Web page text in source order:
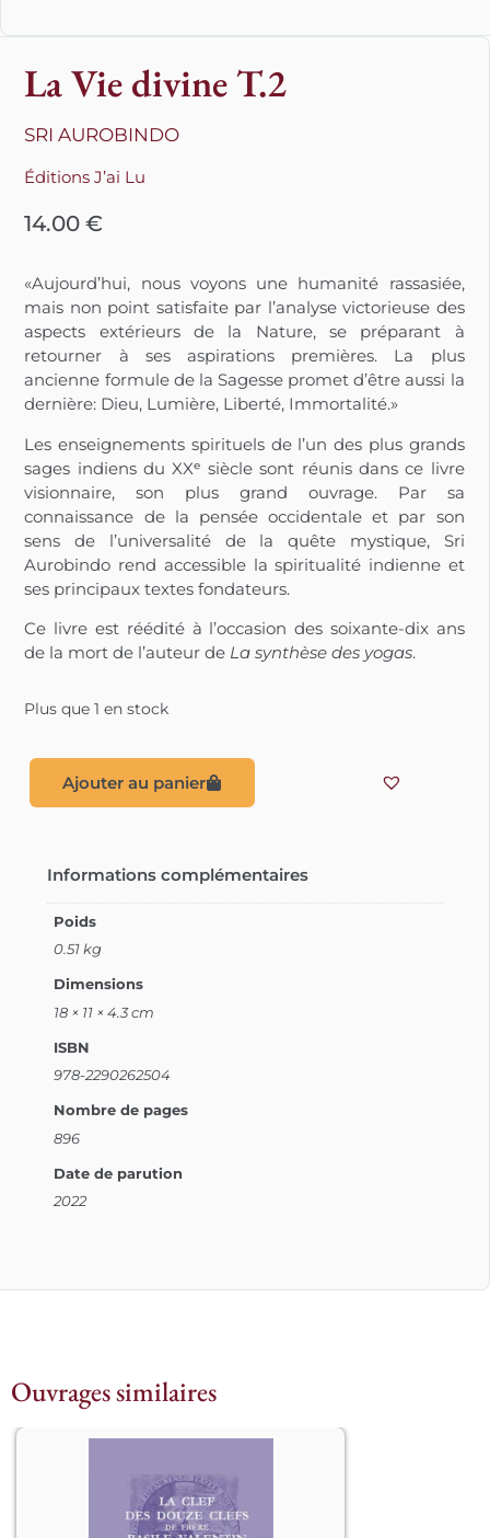
La Vie divine T.2
SRI AUROBINDO
Éditions J’ai Lu
14.00€
«Aujourd’hui, nous voyons une humanité rassasiée,
mais non point satisfaite par l’analyse victorieuse des
aspects extérieurs de la Nature, se préparant à
retourner à ses aspirations premières. La plus
ancienne formule de la Sagesse promet d’être aussi la
dernière: Dieu, Lumière, Liberté, Immortalité.»
Les enseignements spirituels de l’un des plus grands
sages indiens du XXᵉ siècle sont réunis dans ce livre
visionnaire, son plus grand ouvrage. Par sa
connaissance de la pensée occidentale et par son
sens de l’universalité de la quête mystique, Sri
Aurobindo rend accessible la spiritualité indienne et
ses principaux textes fondateurs.
Ce livre est réédité à l’occasion des soixante-dix ans
de la mort de l’auteur de La synthèse des yogas.
Plus que 1 en stock
Ajouter au panier
Informations complémentaires
Poids
0.51 kg
Dimensions
18 × 11 × 4.3 cm
ISBN
978-2290262504
Nombre de pages
896
Date de parution
2022
Ouvrages similaires
La Clef des Douze Clefs de Frère